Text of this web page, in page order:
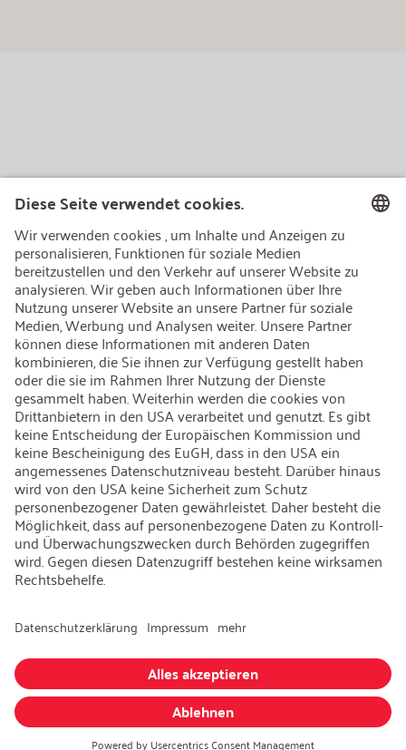
AEB/CoC
Nachhaltigkeit
Recycling
Nachhaltigkeit
Karriere
Offene Jobs
Kontakt
iSi Group
Produktkatalog
Garantieerweiterung
Hinweisgebersystem
Code of Conduct
Sprache ändern